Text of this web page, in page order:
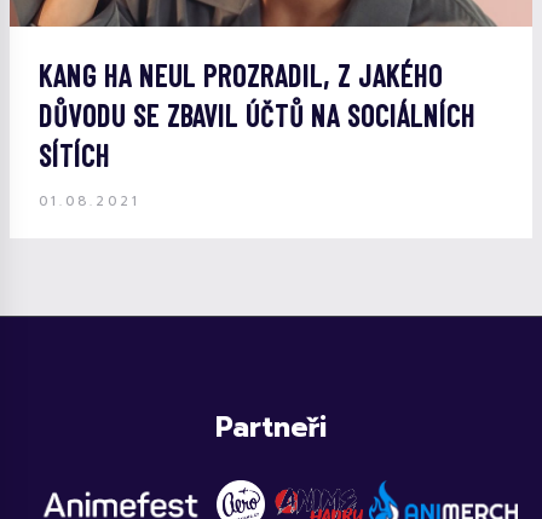
KANG HA NEUL PROZRADIL, Z JAKÉHO
DŮVODU SE ZBAVIL ÚČTŮ NA SOCIÁLNÍCH
SÍTÍCH
01.08.2021
Partneři